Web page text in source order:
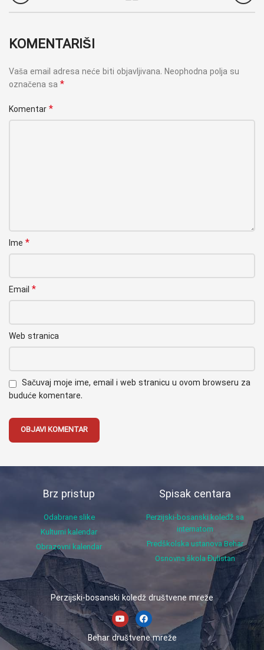
KOMENTARIŠI
Vaša email adresa neće biti objavljivana. Neophodna polja su
označena sa *
Komentar *
Ime *
Email *
Web stranica
Sačuvaj moje ime, email i web stranicu u ovom browseru za
buduće komentare.
Brz pristup
Odabrane slike
Kulturni kalendar
Obrazovni kalendar
Spisak centara
Perzijski-bosanski koledž sa
internatom
Predškolska ustanova Behar
Osnovna škola Đulistan
Perzijski-bosanski koledž društvene mreže
Behar društvene mreže